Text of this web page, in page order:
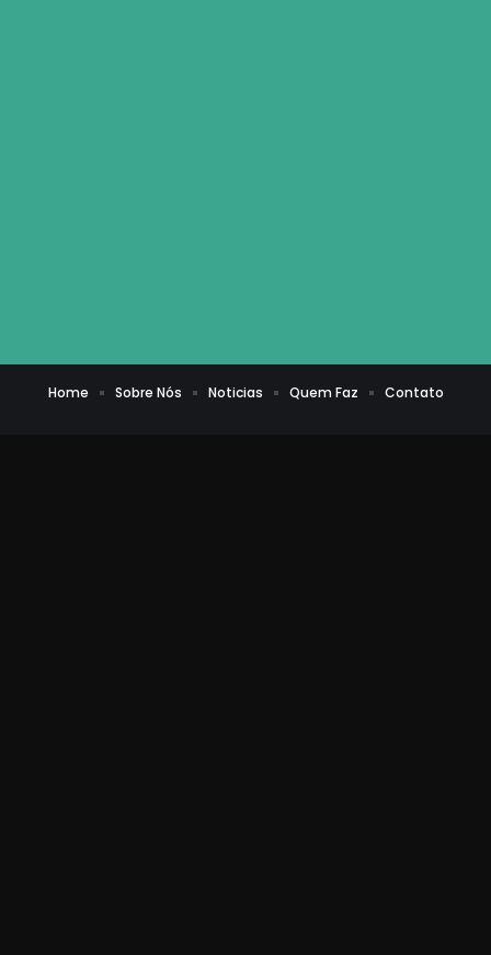
Home Sobre Nós Noticias Quem Faz Contato